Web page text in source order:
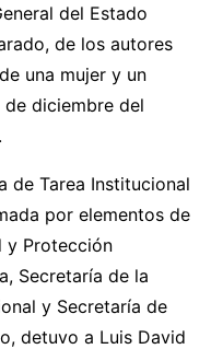
del Estado
de los autores
una mujer y un
diciembre del
de Tarea Institucional
por elementos de
y Protección
Secretaría de la
y Secretaría de
detuvo a Luis David